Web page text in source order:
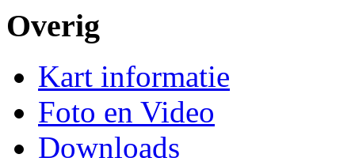
Overig
Kart informatie
Foto en Video
Downloads